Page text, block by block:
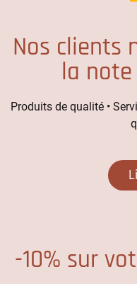
Nos clients
la
Produits de qualité •
-10% sur